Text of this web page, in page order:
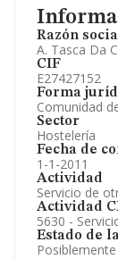
Razón
A. Tasca Da
CIF
E27427152
Forma
Comunidad
Sector
Hostelería
Fecha de
1-1-2011
Actividad
Servicio de
Actividad
5630 -
Estado de